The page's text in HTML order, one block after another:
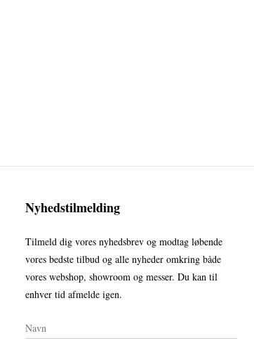
Nyhedstilmelding
Tilmeld dig vores nyhedsbrev og modtag løbende
vores bedste tilbud og alle nyheder omkring både
vores webshop, showroom og messer. Du kan til
enhver tid afmelde igen.